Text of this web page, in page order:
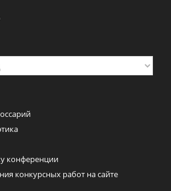
конференции
конкурсных работ на сайте